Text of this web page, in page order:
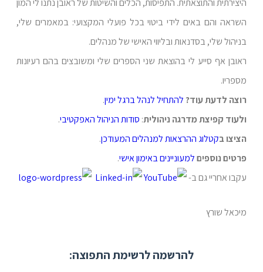
היצירתית והתוצאתית. התפיסות, הכלים והשיטות של ראובן נתנו לי המון
השראה והם באים לידי ביטוי בכל פועלי המקצועי: במאמרים שלי,
בניהול שלי, בסדנאות ובליווי האישי של מנהלים.
ראובן אף סייע לי בהוצאת שני הספרים שלי ומשובצים בהם רעיונות
מספריו.
רוצה לדעת עוד? להתחיל לנהל ברגל ימין.
ולעוד קפיצת מדרגה ניהולית: סודות הניהול האפקטיבי.
הציצו בקטלוג ההרצאות למנהלים המעודכן.
פרטים נוספיםלמעונייניםבאימון אישי.
עקבו אחריי גם ב-
מיכאל שורץ
להרשמה לרשימת התפוצה: